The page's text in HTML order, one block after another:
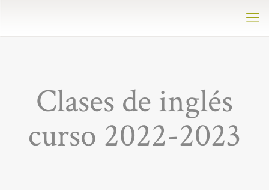
Clases de inglés
curso 2022-2023